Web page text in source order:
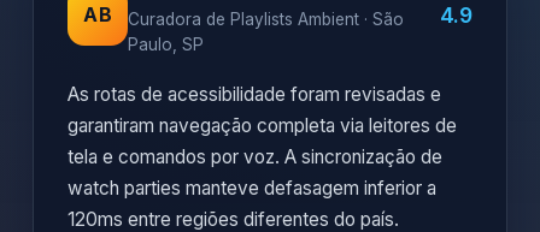
AB
Curadora de Playlists Ambient · São
Paulo, SP
4.9
As rotas de acessibilidade foram revisadas e
garantiram navegação completa via leitores de
tela e comandos por voz. A sincronização de
watch parties manteve defasagem inferior a
120ms entre regiões diferentes do país.